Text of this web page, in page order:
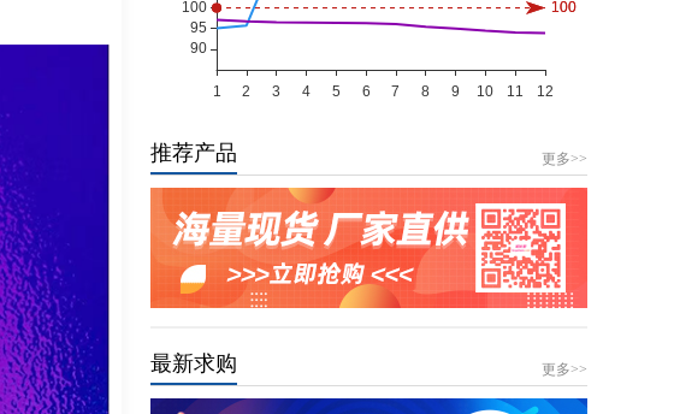
推荐产品 更多>>
最新求购 更多>>